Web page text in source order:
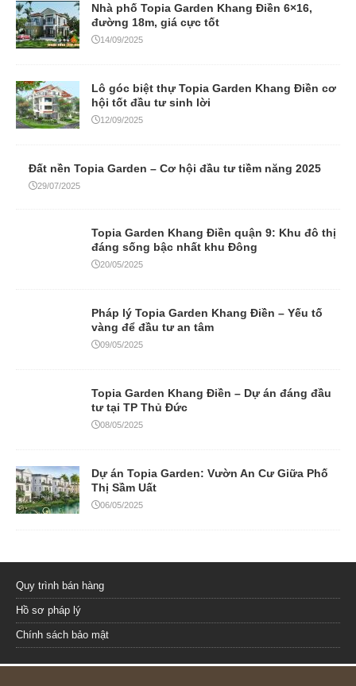
Nhà phố Topia Garden Khang Điền 6×16,
đường 18m, giá cực tốt
14/09/2025
Lô góc biệt thự Topia Garden Khang Điền cơ
hội tốt đầu tư sinh lời
12/09/2025
Đất nền Topia Garden – Cơ hội đầu tư tiềm năng 2025
29/07/2025
Topia Garden Khang Điền quận 9: Khu đô thị
đáng sống bậc nhất khu Đông
20/05/2025
Pháp lý Topia Garden Khang Điền – Yếu tố
vàng để đầu tư an tâm
09/05/2025
Topia Garden Khang Điền – Dự án đáng đầu
tư tại TP Thủ Đức
08/05/2025
Dự án Topia Garden: Vườn An Cư Giữa Phố
Thị Sầm Uất
06/05/2025
Quy trình bán hàng
Hồ sơ pháp lý
Chính sách bảo mật